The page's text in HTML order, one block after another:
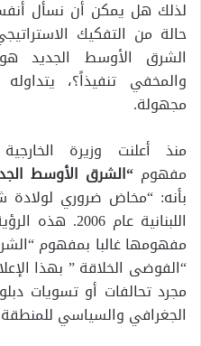
لذلك هل يمكن أن نسأل
حالة من التفكيك
الشرق الأوسط الجديد
والمخفي تنفيذاً؟،
مجهولة.
منذ أعلنت وزيرة
مفهوم “الشرق الأوسط
بأنه: “مخاض ضروري
اللبنانية عام
مفهومها غالبا بمفهوم
“الفوضى الخلاقة ” بهذا
مجرد تحالفات أو تسويات
الجغرافي والسياسي